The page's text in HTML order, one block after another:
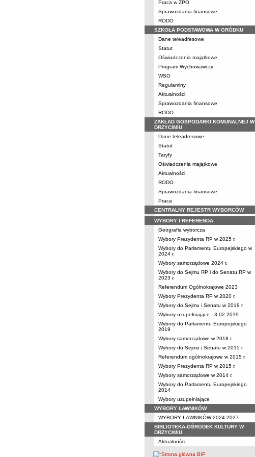
Praca w ZPO
Sprawozdania finansowe
RODO
SZKOŁA PODSTAWOWA W GRÓDKU
Dane teleadresowe
Statut
Oświadczenia majątkowe
Program Wychowawczy
WSO
Regulaminy
Aktualności
Sprawozdania finansowe
RODO
ZAKŁAD GOSPODARKI KOMUNALNEJ W
DRZYCIMIU
Dane teleadresowe
Statut
Taryfy
Oświadczenia majątkowe
Aktualności
RODO
Sprawozdania finansowe
Praca
CENTRALNY REJESTR WYBORCÓW
WYBORY I REFERENDA
Geografia wyborcza
Wybory Prezydenta RP w 2025 r.
Wybory do Parlamentu Europejskiego w
2024 r.
Wybory samorządowe 2024 r.
Wybory do Sejmu RP i do Senatu RP w
2023 r.
Referendum Ogólnokrajowe 2023
Wybory Prezydenta RP w 2020 r.
Wybory do Sejmu i Senatu w 2019 r.
Wybory uzupełniające - 3.02.2019
Wybory do Parlamentu Europejskiego
2019
Wybory samorządowe w 2018 r.
Wybory do Sejmu i Senatu w 2015 r.
Referendum ogólnokrajowe w 2015 r.
Wybory Prezydenta RP w 2015 r.
Wybory samorządowe w 2014 r.
Wybory do Parlamentu Europejskiego
2014
Wybory uzupełniające
WYBORY ŁAWNIKÓW
WYBORY ŁAWNIKÓW 2024-2027
BIBLIOTEKA-OŚRODEK KULTURY W
DRZYCIMIU
Aktualności